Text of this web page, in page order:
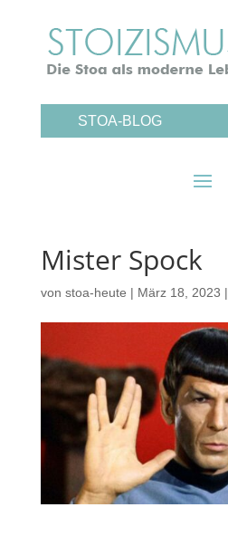
STOA-BLOG
Mister Spock
von stoa-heute | März 18, 2023 |